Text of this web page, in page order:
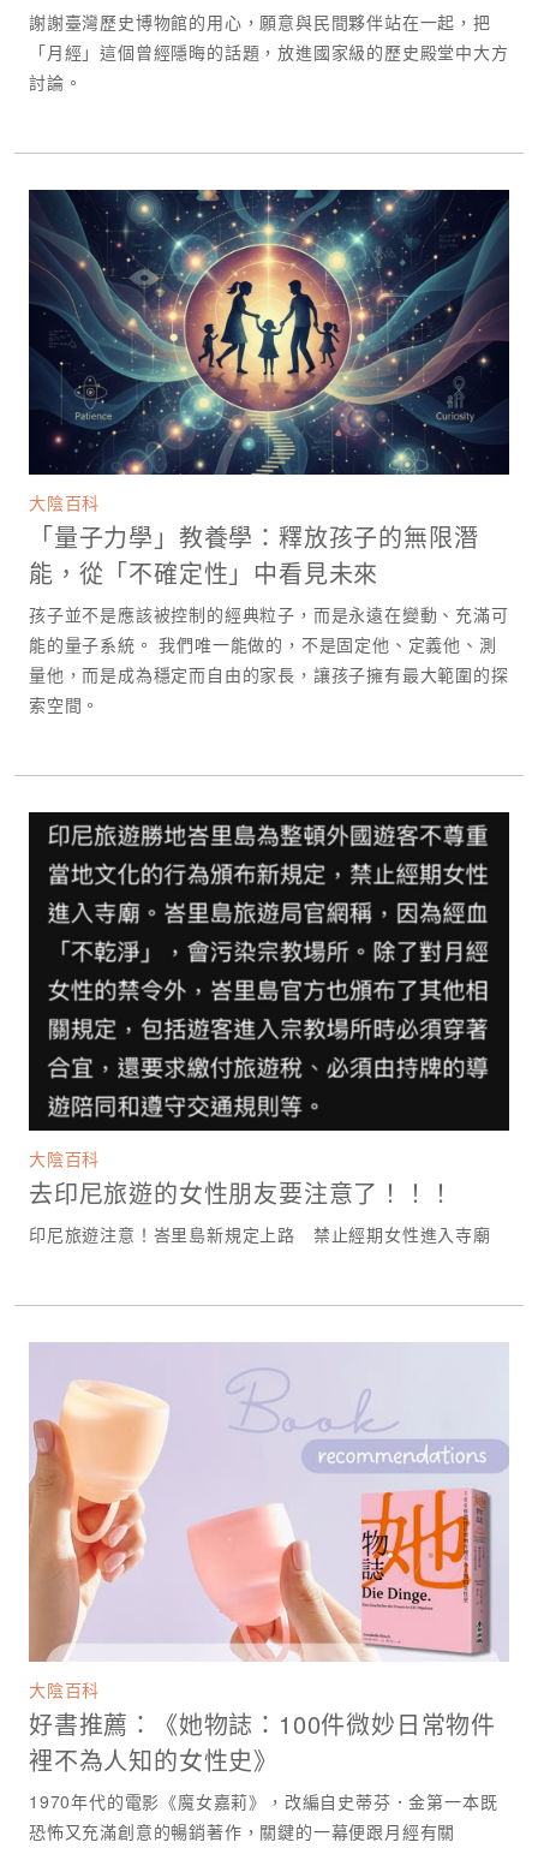
謝謝臺灣歷史博物館的用心，願意與民間夥伴站在一起，把
「月經」這個曾經隱晦的話題，放進國家級的歷史殿堂中大方
討論。
大陰百科
「量子力學」教養學：釋放孩子的無限潛
能，從「不確定性」中看見未來
孩子並不是應該被控制的經典粒子，而是永遠在變動、充滿可
能的量子系統。 我們唯一能做的，不是固定他、定義他、測
量他，而是成為穩定而自由的家長，讓孩子擁有最大範圍的探
索空間。
大陰百科
去印尼旅遊的女性朋友要注意了！！！
印尼旅遊注意！峇里島新規定上路 禁止經期女性進入寺廟
大陰百科
好書推薦：《她物誌：100件微妙日常物件
裡不為人知的女性史》
1970年代的電影《魔女嘉莉》，改編自史蒂芬．金第一本既
恐怖又充滿創意的暢銷著作，關鍵的一幕便跟月經有關